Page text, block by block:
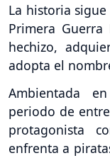
La historia
Primera
hechizo,
adopta el
Ambientada
periodo de
protagonista
enfrenta a